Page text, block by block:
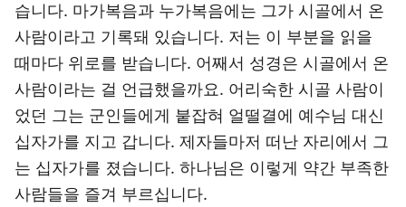
습니다. 마가복음과 누가복음에는 그가 시골에서 온
사람이라고 기록돼 있습니다. 저는 이 부분을 읽을
때마다 위로를 받습니다. 어째서 성경은 시골에서 온
사람이라는 걸 언급했을까요. 어리숙한 시골 사람이
었던 그는 군인들에게 붙잡혀 얼떨결에 예수님 대신
십자가를 지고 갑니다. 제자들마저 떠난 자리에서 그
는 십자가를 졌습니다. 하나님은 이렇게 약간 부족한
사람들을 즐겨 부르십니다.